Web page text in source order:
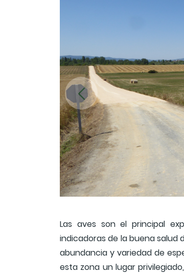
Las aves son el principal
indicadoras de la buena salud
abundancia y variedad de
esta zona un lugar